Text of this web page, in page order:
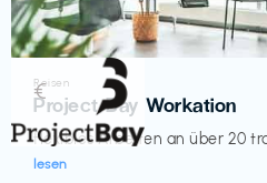
Reisen
Project Bay Workation
flexibles Arbeiten an über 20
lesen
€‎